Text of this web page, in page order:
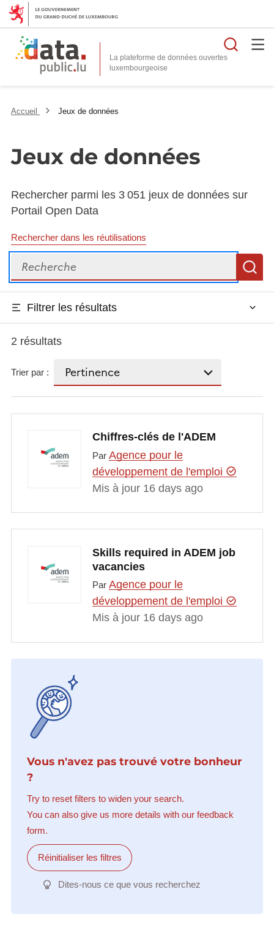
La plateforme de données ouvertes
Accueil Jeux de données
Jeux de données
Rechercher parmi les 3 051 jeux de données sur
Portail Open Data
Rechercher dans les réutilisations
Recherche
Filtrer les résultats
2 résultats
Trier par :
Chiffres-clés de l'ADEM
Par Agence pour le
développement de l'emploi
Mis à jour 16 days ago
Skills required in ADEM job
vacancies
Par Agence pour le
développement de l'emploi
Mis à jour 16 days ago
Vous n'avez pas trouvé votre bonheur
?
Try to reset filters to widen your search.
You can also give us more details with our feedback
form.
Réinitialiser les filtres
Dites-nous ce que vous recherchez